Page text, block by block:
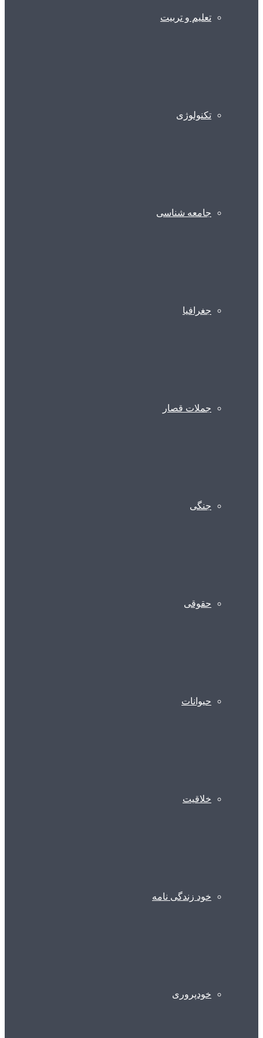
تعلیم و تربیت
تکنولوژی
جامعه شناسی
جغرافیا
جملات قصار
جنگی
حقوقی
حیوانات
خلاقیت
خود زندگی نامه
خودپروری